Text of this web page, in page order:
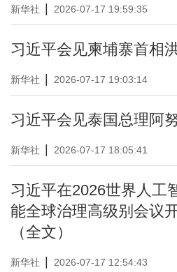
新华社 2026-07-17 19:59:35
习近平会见柬埔寨首相
新华社 2026-07-17 19:03:14
习近平会见泰国总理阿
新华社 2026-07-17 18:05:41
习近平在2026世界人工
能全球治理高级别会议
（全文）
新华社 2026-07-17 12:54:43